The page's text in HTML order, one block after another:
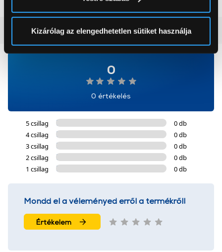
módjairól és adja meg preferenciáit aRészletek
pontban. Bármikor módosíthatja vagy visszavonhatja a
Sütinyilatkozathoz való hozzájárulását.
cookie-k személyazonosítására nem alkalmasak,
szolgáltatásaink biztosításához szükségesek. Az oldal
használatával Ön elfogadja a cookie-k használatát.
Kizárólag az elengedhetetlen sütiket használja
Vásárlói vélemények(0)
0
0 értékelés
5 csillag
0 db
4 csillag
0 db
3 csillag
0 db
2 csillag
0 db
1 csillag
0 db
Mondd el a véleményed erről a termékről!
Értékelem